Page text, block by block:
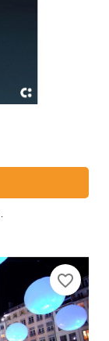
favorite_border